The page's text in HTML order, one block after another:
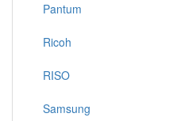
Pantum
Ricoh
RISO
Samsung